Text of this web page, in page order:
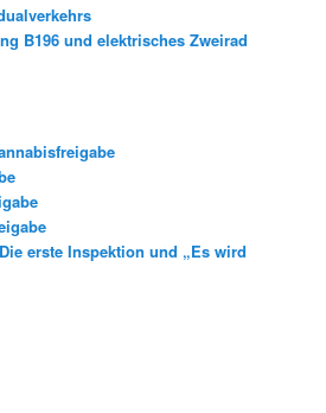
B196 und elektrisches Zweirad
erste Inspektion und „Es wird